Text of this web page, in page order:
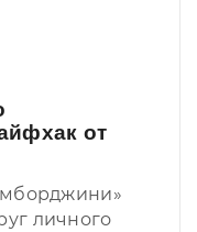
от
личного